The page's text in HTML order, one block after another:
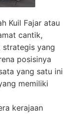
Kuil Fajar atau
cantik,
strategis yang
posisinya
yang satu ini
memiliki
kerajaan